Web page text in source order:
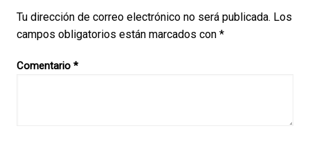
Tu dirección de correo electrónico no será publicada. Los
campos obligatorios están marcados con *
Comentario *